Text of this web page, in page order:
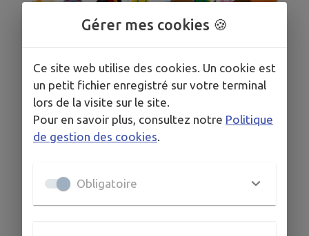
1/1
Au menu cette semaine...
Gérer mes cookies 🍪
Ce site web utilise des cookies. Un cookie est
un petit fichier enregistré sur votre terminal
lors de la visite sur le site.
Pour en savoir plus, consultez notre Politique
de gestion des cookies
Obligatoire